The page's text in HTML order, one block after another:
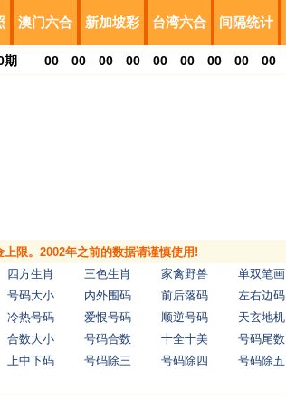
澳门六合 新加坡彩 台湾六合 间隔统计
期 00 00 00 00 00 00 00 00 00
限。2002年之前的数据请谨慎使用!
四方生肖 三色生肖 家禽野兽 单双笔画
号码大小 内外围码 前后落码 左右边码
冷热号码 爱恨号码 顺逆号码 天玄地机
合数大小 号码合数 十全十美 号码尾数
上中下码 号码除三 号码除四 号码除五